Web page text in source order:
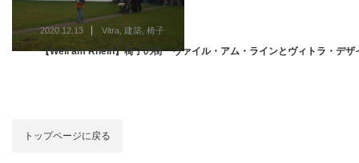
2020.12.13 Vitra 建築 椅子
【Weil am Rhein】椅子の街 ヴァイル・アム・ラインとヴィトラ・デザ
トップページに戻る